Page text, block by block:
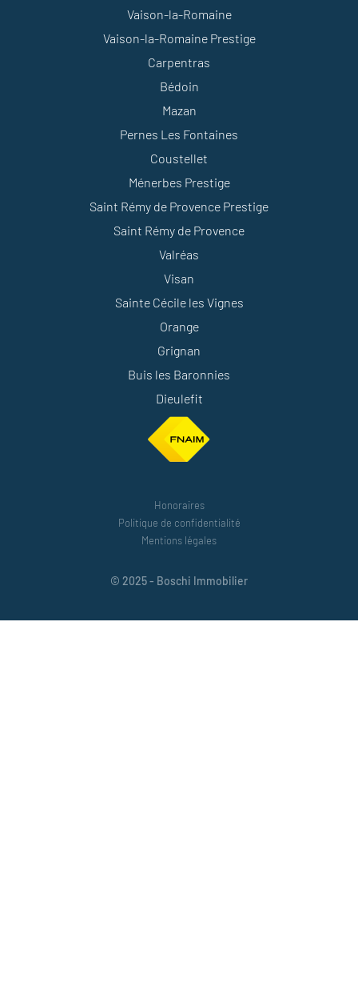
Vaison-la-Romaine
Vaison-la-Romaine Prestige
Carpentras
Bédoin
Mazan
Pernes Les Fontaines
Coustellet
Ménerbes Prestige
Saint Rémy de Provence Prestige
Saint Rémy de Provence
Valréas
Visan
Sainte Cécile les Vignes
Orange
Grignan
Buis les Baronnies
Dieulefit
Honoraires
Politique de confidentialité
Mentions légales
© 2025 - Boschi Immobilier